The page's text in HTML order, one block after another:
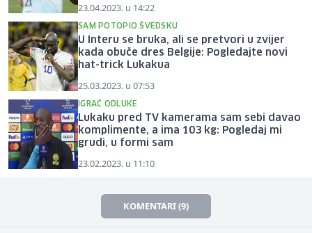
23.04.2023. u 14:22
SAM POTOPIO ŠVEDSKU
U Interu se bruka, ali se pretvori u zvijer
kada obuče dres Belgije: Pogledajte novi
hat-trick Lukakua
25.03.2023. u 07:53
IGRAČ ODLUKE
Lukaku pred TV kamerama sam sebi davao
komplimente, a ima 103 kg: Pogledaj mi
grudi, u formi sam
23.02.2023. u 11:10
KOMENTARI (9)